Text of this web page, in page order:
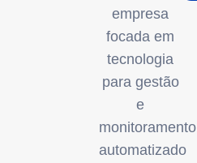
empresa
focada em
tecnologia
para gestão
e
monitoramento
automatizado